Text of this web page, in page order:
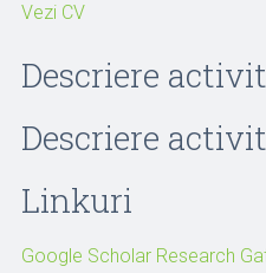
Vezi CV
Descriere
Descriere
Linkuri
Google Scholar Research